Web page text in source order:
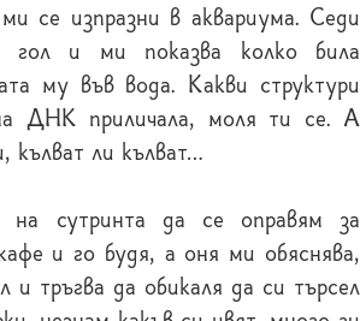
се изпразни в аквариума. Седи
гол и ми показва колко била
му във вода. Какви структури
ДНК приличала, моля ти се. А
кълват ли кълват…
сутринта да се оправям за
и го будя, а оня ми обяснява,
и тръгва да обикаля да си търсел